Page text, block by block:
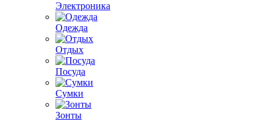
Электроника
Одежда
Отдых
Посуда
Сумки
Зонты